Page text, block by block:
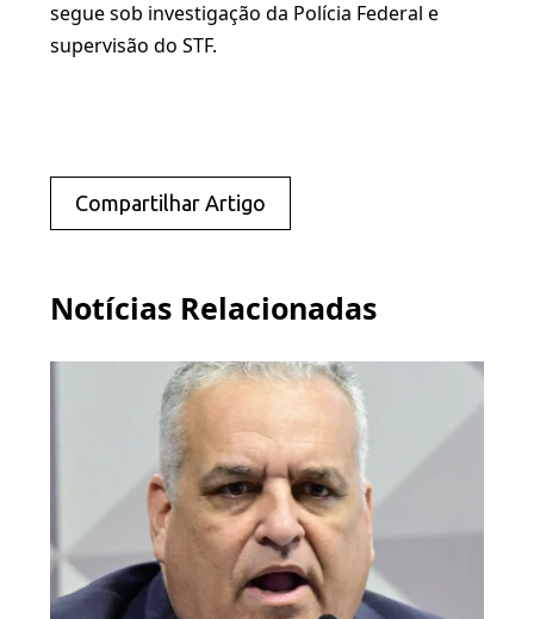
segue sob investigação da Polícia Federal e
supervisão do STF.
Compartilhar Artigo
Notícias Relacionadas